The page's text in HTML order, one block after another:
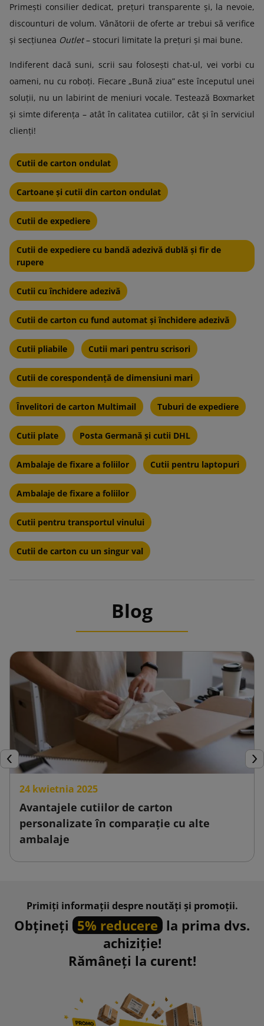
Primești consilier dedicat, prețuri transparente și, la nevoie,
discounturi de volum. Vânătorii de oferte ar trebui să verifice
și secțiunea Outlet– stocuri limitate la prețuri și mai bune.
Indiferent dacă suni, scrii sau folosești chat-ul, vei vorbi cu
oameni, nu cu roboți. Fiecare „Bună ziua” este începutul unei
soluții, nu un labirint de meniuri vocale. Testează Boxmarket
și simte diferența – atât în calitatea cutiilor, cât și în serviciul
clienți!
Cutii de carton ondulat
Cartoane și cutii din carton ondulat
Cutii de expediere
Cutii de expediere cu bandă adezivă dublă și fir de
rupere
Cutii cu închidere adezivă
Cutii de carton cu fund automat și închidere adezivă
Cutii pliabile Cutii mari pentru scrisori
Cutii de corespondență de dimensiuni mari
Învelitori de carton Multimail Tuburi de expediere
Cutii plate Posta Germană și cutii DHL
Ambalaje de fixare a foliilor Cutii pentru laptopuri
Ambalaje de fixare a foliilor
Cutii pentru transportul vinului
Cutii de carton cu un singur val
Blog
Inapoi
24 kwietnia 2025
Avantajele cutiilor de carton
personalizate în comparație cu alte
ambalaje
Primiți informații despre noutăți și promoții.
Obțineți 5% reducere la prima dvs.
achiziție!
Rămâneți la curent!